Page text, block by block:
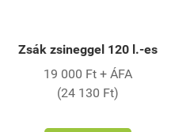
Zsák zsineggel 120 l.-es
19 000 Ft + ÁFA
(24 130 Ft)